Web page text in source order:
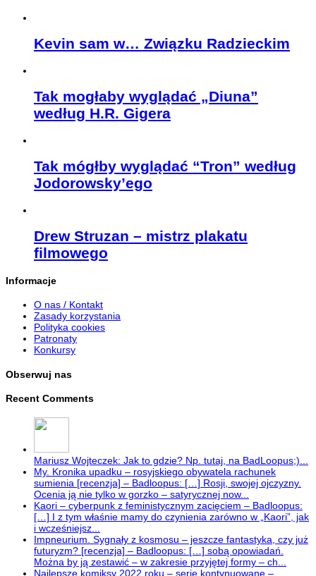
Kevin sam w… Związku Radzieckim
Tak mogłaby wyglądać „Diuna”
według H.R. Gigera
Tak mógłby wyglądać “Tron” według
Jodorowsky’ego
Drew Struzan – mistrz plakatu
filmowego
Informacje
O nas / Kontakt
Zasady korzystania
Polityka cookies
Patronaty
Konkursy
Obserwuj nas
Recent Comments
Mariusz Wojteczek: Jak to gdzie? Np. tutaj, na BadLoopus;)...
My. Kronika upadku – rosyjskiego obywatela rachunek
sumienia [recenzja] – Badloopus: […] Rosji, swojej ojczyzny.
Ocenia ją nie tylko w gorzko – satyrycznej now...
Kaori – cyberpunk z feministycznym zacięciem – Badloopus:
[…] I z tym właśnie mamy do czynienia zarówno w „Kaori”, jak
i wcześniejsz...
Impneurium. Sygnały z kosmosu – jeszcze fantastyka, czy już
futuryzm? [recenzja] – Badloopus: […] sobą opowiadań.
Można by ją zestawić – w zakresie przyjętej formy – ch...
Najlepsze komiksy 2022 roku – serie kontynuowane –